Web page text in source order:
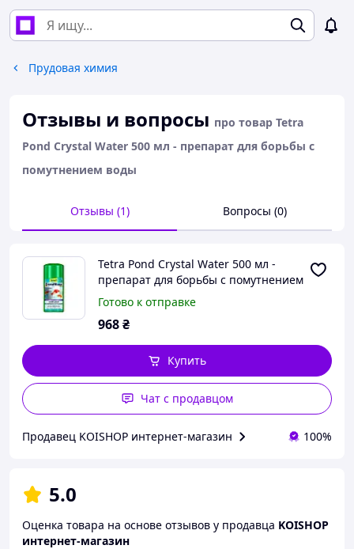
Прудовая химия
Отзывы и вопросы про товар Tetra
Pond Crystal Water 500 мл - препарат для борьбы с
помутнением воды
Отзывы (1) Вопросы (0)
Tetra Pond Crystal Water 500 мл -
препарат для борьбы с помутнением
воды
Готово к отправке
968₴
Купить
Чат с продавцом
Продавец KOISHOP интернет-магазин 100%
5.0
Оценка товара на основе отзывов у продавца KOISHOP
интернет-магазин